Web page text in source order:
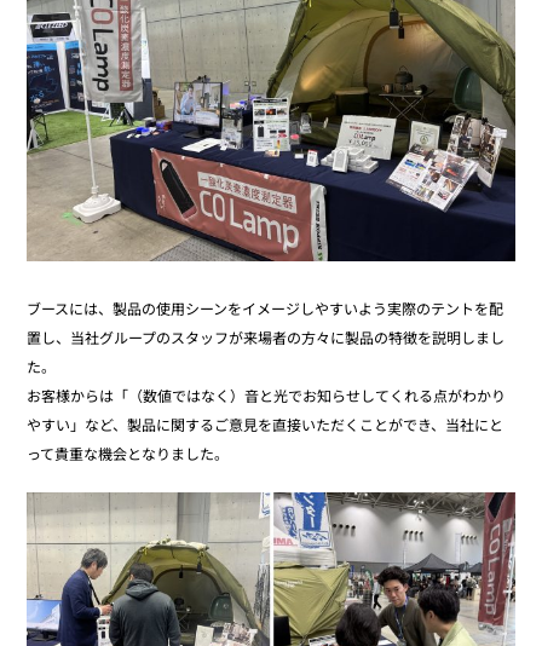
ブースには、製品の使用シーンをイメージしやすいよう実際のテントを配
置し、当社グループのスタッフが来場者の方々に製品の特徴を説明しまし
た。
お客様からは「（数値ではなく）音と光でお知らせしてくれる点がわかり
やすい」など、製品に関するご意見を直接いただくことができ、当社にと
って貴重な機会となりました。